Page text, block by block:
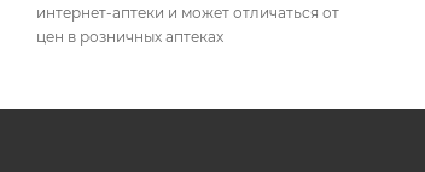
интернет-аптеки и может отличаться от
цен в розничных аптеках